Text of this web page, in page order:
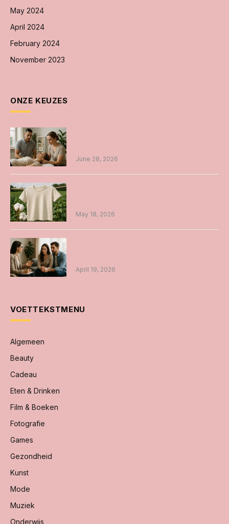
May 2024
April 2024
February 2024
November 2023
ONZE KEUZES
June 28, 2026
May 18, 2026
April 19, 2026
VOETTEKSTMENU
Algemeen
Beauty
Cadeau
Eten & Drinken
Film & Boeken
Fotografie
Games
Gezondheid
Kunst
Mode
Muziek
Onderwijs